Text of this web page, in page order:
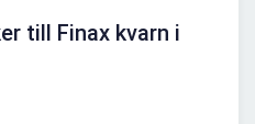
till Finax kvarn i